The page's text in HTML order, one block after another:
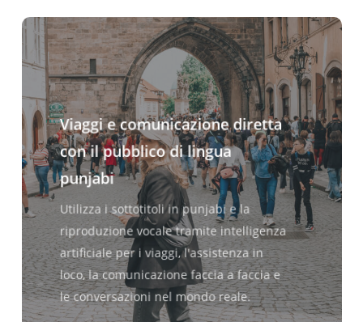
Viaggi e comunicazione diretta
con il pubblico di lingua
punjabi
Utilizza i sottotitoli in punjabi e la
riproduzione vocale tramite intelligenza
artificiale per i viaggi, l'assistenza in
loco, la comunicazione faccia a faccia e
le conversazioni nel mondo reale.